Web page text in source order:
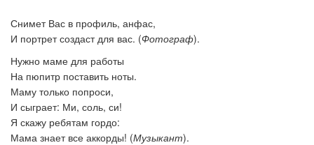
Снимет Вас в профиль, анфас,
И портрет создаст для вас. (Фотограф).
Нужно маме для работы
На пюпитр поставить ноты.
Маму только попроси,
И сыграет: Ми, соль, си!
Я скажу ребятам гордо:
Мама знает все аккорды! (Музыкант).